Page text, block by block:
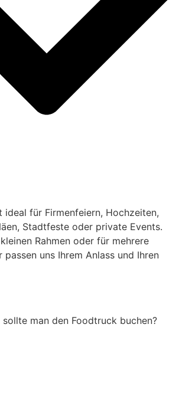
ideal für Firmenfeiern, Hochzeiten,
Stadtfeste oder private Events.
Rahmen oder für mehrere
uns Ihrem Anlass und Ihren
man den Foodtruck buchen?